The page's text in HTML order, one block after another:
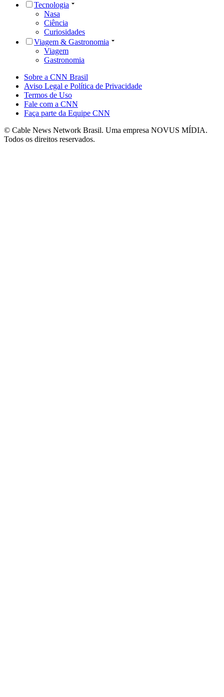
Tecnologia
Nasa
Ciência
Curiosidades
Viagem & Gastronomia
Viagem
Gastronomia
Sobre a CNN Brasil
Aviso Legal e Política de Privacidade
Termos de Uso
Fale com a CNN
Faça parte da Equipe CNN
© Cable News Network Brasil. Uma empresa NOVUS MÍDIA.
Todos os direitos reservados.